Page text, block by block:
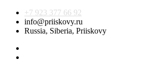
+7 923 377 66 92
info@priiskovy.ru
Russia, Siberia, Priiskovy